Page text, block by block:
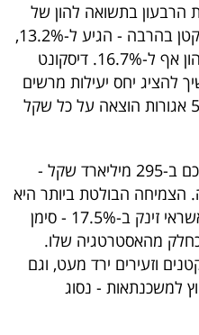
הרבעון בתשואה להון של
13%, והבינלאומי - שהוא בנק קטן בהרבה - הגיע ל-13.2%,
ובנטרול המס המיוחד ועודפי ההון אף ל-16.7%. דיסקונט
יחס יעילות מרשים
של 48.3% - כלומר, פחות מ-50 אגורות הוצאה על כל שקל
תיק האשראי של דיסקונט הסתכם ב-295 מיליארד שקל -
השנה. הצמיחה הבולטת ביותר היא
דווקא בעסקים בינוניים, שם האשראי זינק ב-17.5% - סימן
מהאסטרטגיה שלו.
וזעירים ירד מעט, וגם
למשכנתאות - נסוג